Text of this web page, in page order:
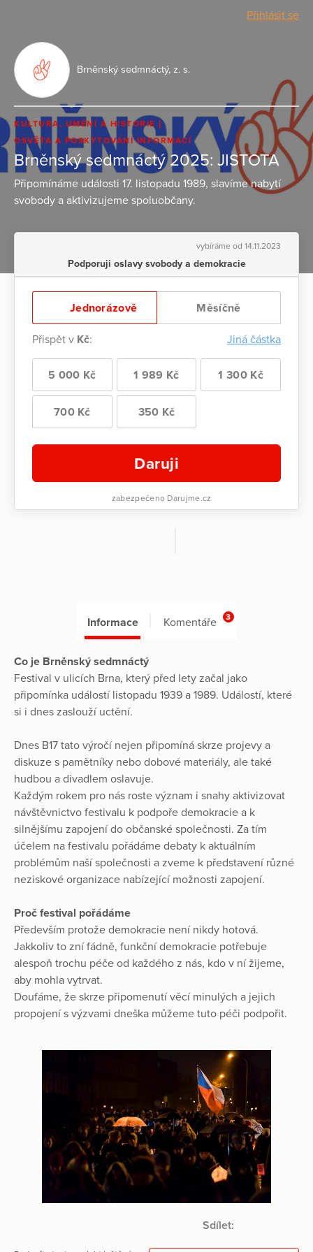
Přihlásit se
Brněnský sedmnáctý, z. s.
KULTURA, UMĚNÍ A HISTORIE
OSVĚTA A POSKYTOVÁNÍ INFORMACÍ
Brněnský sedmnáctý 2025: JISTOTA
Připomínáme události 17. listopadu 1989, slavíme nabytí
svobody a aktivizujeme spoluobčany.
vybíráme od 14.11.2023
Podporuji oslavy svobody a demokracie
Jednorázově Měsíčně
Přispět v Kč: Jiná částka
5 000 Kč 1 989 Kč 1 300 Kč
700 Kč 350 Kč
Daruji
zabezpečeno Darujme.cz
Informace Komentáře 3
Co je Brněnský sedmnáctý
Festival v ulicích Brna, který před lety začal jako
připomínka událostí listopadu 1939 a 1989. Událostí, které
si i dnes zaslouží uctění.
Dnes B17 tato výročí nejen připomíná skrze projevy a
diskuze s pamětníky nebo dobové materiály, ale také
hudbou a divadlem oslavuje.
Každým rokem pro nás roste význam i snahy aktivizovat
návštěvnictvo festivalu k podpoře demokracie a k
silnějšímu zapojení do občanské společnosti. Za tím
účelem na festivalu pořádáme debaty k aktuálním
problémům naší společnosti a zveme k představení různé
neziskové organizace nabízející možnosti zapojení.
Proč festival pořádáme
Především protože demokracie není nikdy hotová.
Jakkoliv to zní fádně, funkční demokracie potřebuje
alespoň trochu péče od každého z nás, kdo v ní žijeme,
aby mohla vytrvat.
Doufáme, že skrze připomenutí věcí minulých a jejich
propojení s výzvami dneška můžeme tuto péči podpořit.
Sdílet: